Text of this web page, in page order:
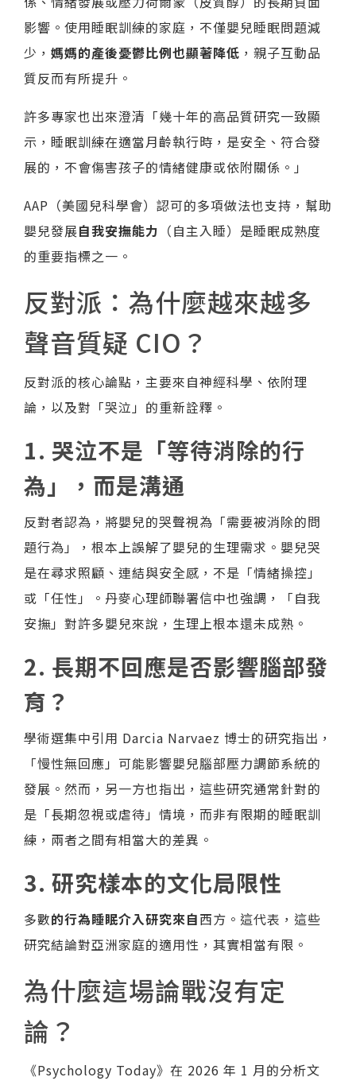
影響。使用睡眠訓練的家庭，不僅嬰兒睡眠問題減
少， 媽媽的產後憂鬱比例也顯著降低 ，親子互動品
質反而有所提升。
許多專家也出來澄清「幾十年的高品質研究一致顯
示，睡眠訓練在適當月齡執行時，是安全、符合發
展的，不會傷害孩子的情緒健康或依附關係。」
AAP（美國兒科學會）認可的多項做法也支持，幫助
嬰兒發展自我安撫能力 （自主入睡）是睡眠成熟度
的重要指標之一。
反對派：為什麼越來越多
聲音質疑 CIO？
反對派的核心論點，主要來自神經科學、依附理
論，以及對「哭泣」的重新詮釋。
1. 哭泣不是「等待消除的行
為」，而是溝通
反對者認為，將嬰兒的哭聲視為「需要被消除的問
題行為」，根本上誤解了嬰兒的生理需求。嬰兒哭
是在尋求照顧、連結與安全感，不是「情緒操控」
或「任性」。丹麥心理師聯署信中也強調，「自我
安撫」對許多嬰兒來說，生理上根本還未成熟。
2. 長期不回應是否影響腦部發
育？
學術選集中引用 Darcia Narvaez 博士的研究指出，
「慢性無回應」可能影響嬰兒腦部壓力調節系統的
發展。然而，另一方也指出，這些研究通常針對的
是「長期忽視或虐待」情境，而非有限期的睡眠訓
練，兩者之間有相當大的差異。
3. 研究樣本的文化局限性
多數的行為睡眠介入研究來自西方。這代表，這些
研究結論對亞洲家庭的適用性，其實相當有限。
為什麼這場論戰沒有定
論？
《Psychology Today》在 2026 年 1 月的分析文